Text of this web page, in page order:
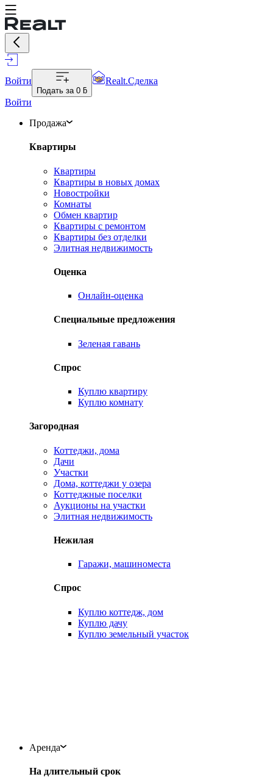
Войти
Подать за 0 ƃ
Realt.Сделка
Войти
Продажа
Квартиры
Квартиры
Квартиры в новых домах
Новостройки
Комнаты
Обмен квартир
Квартиры с ремонтом
Квартиры без отделки
Элитная недвижимость
Оценка
Онлайн-оценка
Специальные предложения
Зеленая гавань
Спрос
Куплю квартиру
Куплю комнату
Загородная
Коттеджи, дома
Дачи
Участки
Дома, коттеджи у озера
Коттеджные поселки
Аукционы на участки
Элитная недвижимость
Нежилая
Гаражи, машиноместа
Спрос
Куплю коттедж, дом
Куплю дачу
Куплю земельный участок
Аренда
На длительный срок